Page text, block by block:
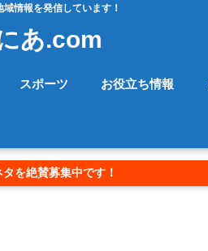
情報を発信しています！
あ.com
スポーツ お役立ち情報
を絶賛募集中です！